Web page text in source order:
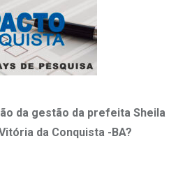
da gestão da prefeita Sheila
da Conquista -BA?